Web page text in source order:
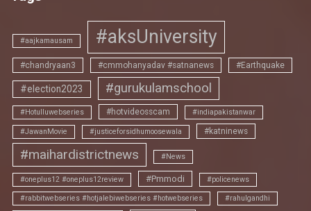
#aajkamausam #aksUniversity
#chandryaan3 #cmmohanyadav #satnanews #Earthquake
#election2023 #gurukulamschool
#Hotulluwebseries #hotvideosscam #indiapakistanwar
#JawanMovie #justiceforsidhumoosewala #katninews
#maihardistrictnews #News
#oneplus12 #oneplus12review #Pmmodi #policenews
#rabbitwebseries #hotjalebiwebseries #hotwebseries #rahulgandhi